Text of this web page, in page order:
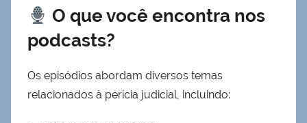
O que você encontra nos
podcasts?
Os episódios abordam diversos temas
relacionados à perícia judicial, incluindo: